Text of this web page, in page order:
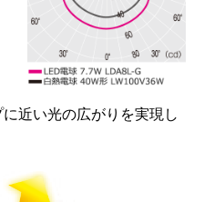
近い光の広がりを実現し